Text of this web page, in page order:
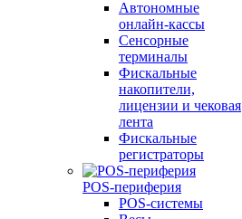
Автономные
онлайн-кассы
Сенсорные
терминалы
Фискальные
накопители,
лицензии и чековая
лента
Фискальные
регистраторы
POS-периферия
POS-системы